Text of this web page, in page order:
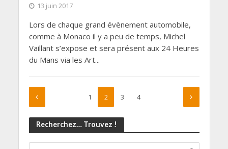
13 juin 2017
Lors de chaque grand évènement automobile,
comme à Monaco il y a peu de temps, Michel
Vaillant s’expose et sera présent aux 24 Heures
du Mans via les Art...
1 2 3 4
Recherchez… Trouvez !